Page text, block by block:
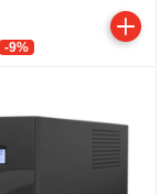
-9%